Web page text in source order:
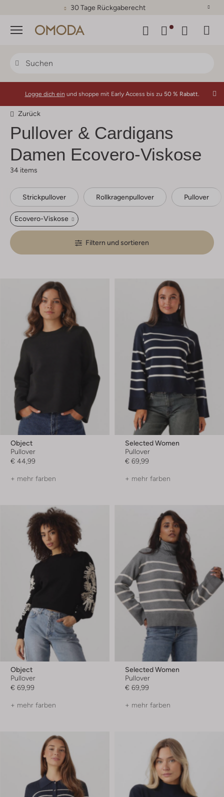
30 Tage Rückgaberecht
Menü
Logge dich ein und shoppe mit Early Access bis zu 50 % Rabatt.
Zurück
Pullover & Cardigans
Damen Ecovero-Viskose
34 items
Strickpullover Rollkragenpullover Pullover
Ecovero-Viskose
Filtern und sortieren
Object
Pullover
€ 44,99
+ mehr farben
Selected Women
Pullover
€ 69,99
+ mehr farben
Object
Pullover
€ 69,99
+ mehr farben
Selected Women
Pullover
€ 69,99
+ mehr farben